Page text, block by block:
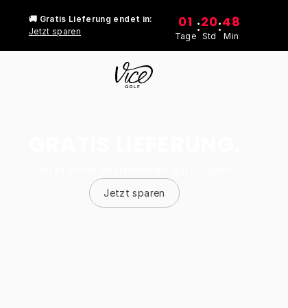
🚚 Gratis Lieferung endet in:
Jetzt sparen
01
Tage
:20
Std
:48
Min
Jetzt sparen